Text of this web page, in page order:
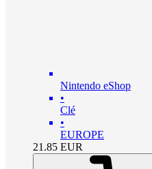
Nintendo eShop
•
Clé
•
EUROPE
21.85 EUR